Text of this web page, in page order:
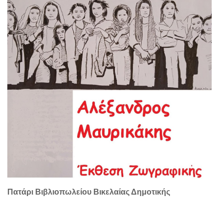
Πατάρι Βιβλιοπωλείου Βικελαίας Δημοτικής